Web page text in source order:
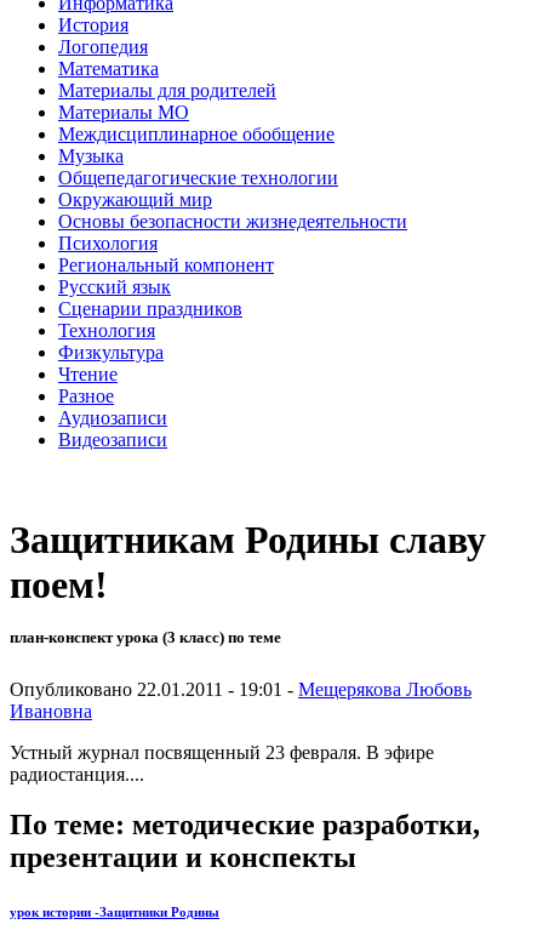
История
Логопедия
Математика
Материалы для родителей
Материалы МО
Междисциплинарное обобщение
Музыка
Общепедагогические технологии
Окружающий мир
Основы безопасности жизнедеятельности
Психология
Региональный компонент
Русский язык
Сценарии праздников
Технология
Физкультура
Чтение
Разное
Аудиозаписи
Видеозаписи
Защитникам Родины славу
поем!
план-конспект урока (3 класс) по теме
Опубликовано 22.01.2011 - 19:01 - Мещерякова Любовь
Ивановна
Устный журнал посвященный 23 февраля. В эфире
радиостанция....
По теме: методические разработки,
презентации и конспекты
урок истории -Защитники Родины